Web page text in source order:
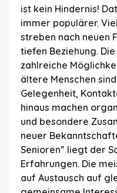
ist kein Hindernis!
immer populärer.
streben nach neuen
tiefen Beziehung.
zahlreiche
ältere Menschen
Gelegenheit,
hinaus machen
und besondere
neuer
Senioren” liegt der
Erfahrungen. Die
auf Austausch auf